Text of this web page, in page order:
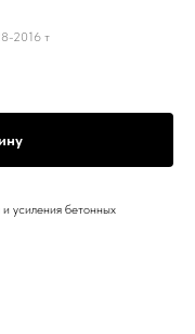
2016 т
усиления бетонных